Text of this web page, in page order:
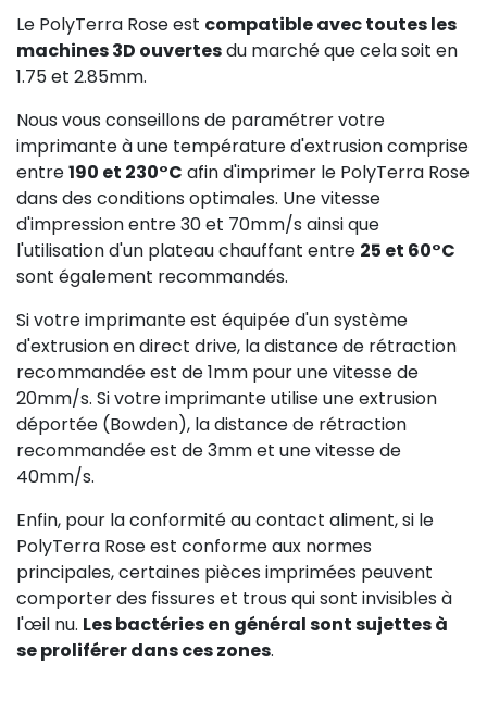
Le PolyTerra Rose est compatible avec toutes les
machines 3D ouvertesdu marché que cela soit en
1.75 et 2.85mm.
Nous vous conseillons de paramétrer votre
imprimante à une température d'extrusion comprise
entre190 et 230°C afin d'imprimer le PolyTerra Rose
dans des conditions optimales. Une vitesse
d'impression entre 30 et 70mm/s ainsi que
l'utilisation d'un plateau chauffant entre 25 et 60°C
sont également recommandés.
Si votre imprimante est équipée d'un système
d'extrusion en direct drive, la distance de rétraction
recommandée est de 1mm pour une vitesse de
20mm/s. Si votre imprimante utilise une extrusion
déportée (Bowden), la distance de rétraction
recommandée est de 3mm et une vitesse de
40mm/s.
Enfin, pour la conformité au contact aliment, si le
PolyTerra Rose est conforme aux normes
principales, certaines pièces imprimées peuvent
comporter des fissures et trous qui sont invisibles à
l'œil nu. Les bactéries en général sont sujettes à
se proliférer dans ces zones.